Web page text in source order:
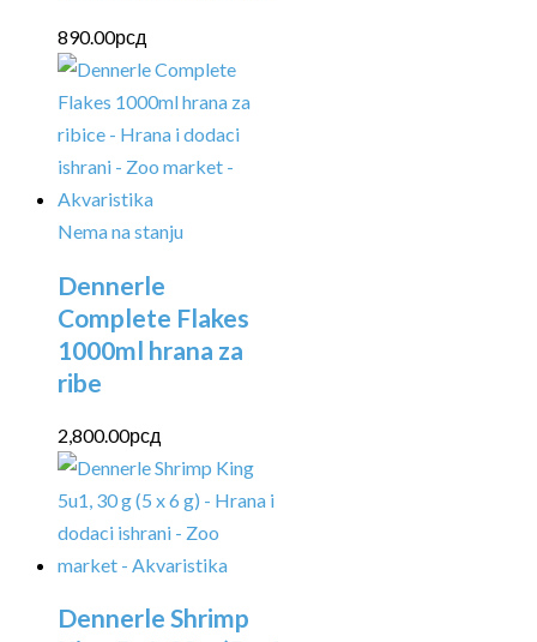
890.00рсд
Nema na stanju
Dennerle
Complete Flakes
1000ml hrana za
ribe
2,800.00рсд
Dennerle Shrimp